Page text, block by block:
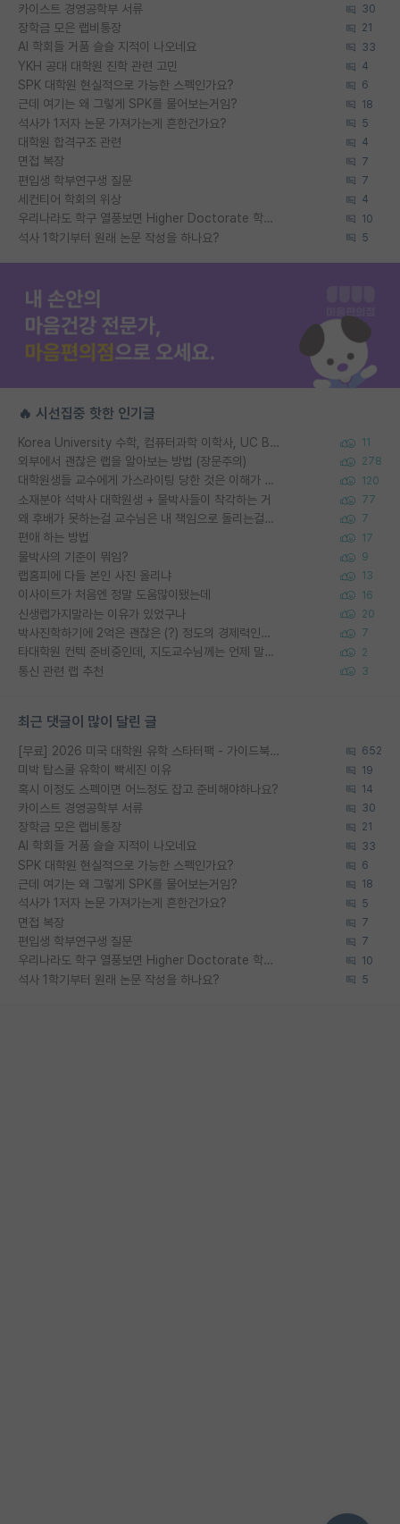
카이스트 경영공학부 서류 30
장학금 모은 랩비통장 21
AI 학회들 거품 슬슬 지적이 나오네요 33
YKH 공대 대학원 진학 관련 고민 4
SPK 대학원 현실적으로 가능한 스펙인가요? 6
근데 여기는 왜 그렇게 SPK를 물어보는거임? 18
석사가 1저자 논문 가져가는게 흔한건가요? 5
대학원 합격구조 관련 4
면접 복장 7
편입생 학부연구생 질문 7
세컨티어 학회의 위상 4
우리나라도 학구 열풍보면 Higher Doctorate 학위가 필요하다고 봅니다. 10
석사 1학기부터 원래 논문 작성을 하나요? 5
🔥 시선집중 핫한 인기글
Korea University 수학, 컴퓨터과학 이학사, UC Berkeley 산업공학 대학원 공학박사가 되는 것은 쉽지 않겠죠? 11
외부에서 괜찮은 랩을 알아보는 방법 (장문주의) 278
대학원생들 교수에게 가스라이팅 당한 것은 이해가 갑니다. 안타깝네요. 120
소재분야 석박사 대학원생 + 물박사들이 착각하는 거 77
왜 후배가 못하는걸 교수님은 내 책임으로 돌리는걸까요? 7
편애 하는 방법 17
물박사의 기준이 뭐임? 9
랩홈피에 다들 본인 사진 올리냐 13
이사이트가 처음엔 정말 도움많이됐는데 16
신생랩가지말라는 이유가 있었구나 20
박사진학하기에 2억은 괜찮은 (?) 정도의 경제력인가요 7
타대학원 컨텍 준비중인데, 지도교수님께는 언제 말씀드려야 할까요? 2
통신 관련 랩 추천 3
최근 댓글이 많이 달린 글
[무료] 2026 미국 대학원 유학 스타터팩 - 가이드북 & 합격자 컨택메일 템플릿 652
미박 탑스쿨 유학이 빡세진 이유 19
혹시 이정도 스펙이면 어느정도 잡고 준비해야하나요? 14
카이스트 경영공학부 서류 30
장학금 모은 랩비통장 21
AI 학회들 거품 슬슬 지적이 나오네요 33
SPK 대학원 현실적으로 가능한 스펙인가요? 6
근데 여기는 왜 그렇게 SPK를 물어보는거임? 18
석사가 1저자 논문 가져가는게 흔한건가요? 5
면접 복장 7
편입생 학부연구생 질문 7
우리나라도 학구 열풍보면 Higher Doctorate 학위가 필요하다고 봅니다. 10
석사 1학기부터 원래 논문 작성을 하나요? 5